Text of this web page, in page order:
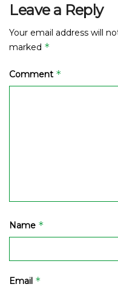
Leave a Reply
Your email address will
marked *
Comment *
Name *
Email *